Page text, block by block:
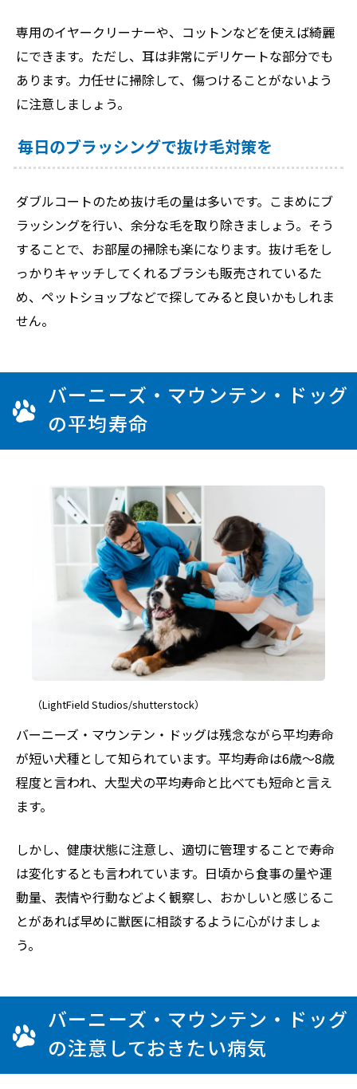
専用のイヤークリーナーや、コットンなどを使えば綺麗
にできます。ただし、耳は非常にデリケートな部分でも
あります。力任せに掃除して、傷つけることがないよう
に注意しましょう。
毎日のブラッシングで抜け毛対策を
ダブルコートのため抜け毛の量は多いです。こまめにブ
ラッシングを行い、余分な毛を取り除きましょう。そう
することで、お部屋の掃除も楽になります。抜け毛をし
っかりキャッチしてくれるブラシも販売されているた
め、ペットショップなどで探してみると良いかもしれま
せん。
バーニーズ・マウンテン・ドッグ
の平均寿命
（LightField Studios/shutterstock）
バーニーズ・マウンテン・ドッグは残念ながら平均寿命
が短い犬種として知られています。平均寿命は6歳〜8歳
程度と言われ、大型犬の平均寿命と比べても短命と言え
ます。
しかし、健康状態に注意し、適切に管理することで寿命
は変化するとも言われています。日頃から食事の量や運
動量、表情や行動などよく観察し、おかしいと感じるこ
とがあれば早めに獣医に相談するように心がけましょ
う。
バーニーズ・マウンテン・ドッグ
の注意しておきたい病気